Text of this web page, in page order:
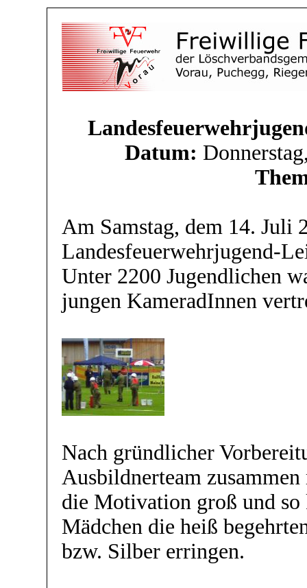
Datum:
Am Samstag, dem 14. Juli
Landesfeuerwehrjugend-
Unter 2200 Jugendlichen
jungen KameradInnen
Nach gründlicher
Ausbildnerteam
die Motivation groß und so
Mädchen die heiß
bzw. Silber erringen.